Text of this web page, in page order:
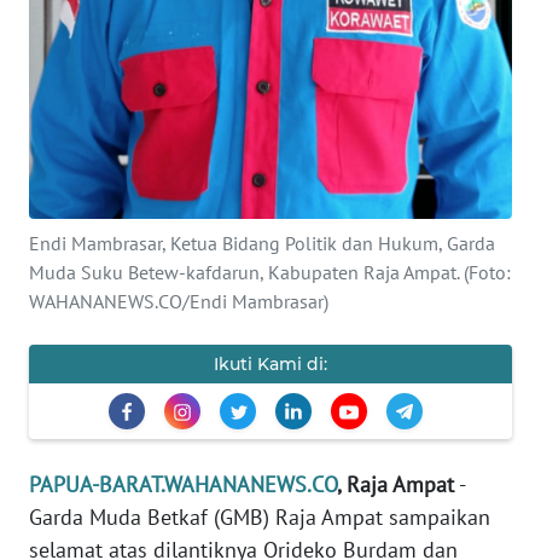
Endi Mambrasar, Ketua Bidang Politik dan Hukum, Garda
Muda Suku Betew-kafdarun, Kabupaten Raja Ampat. (Foto:
WAHANANEWS.CO/Endi Mambrasar)
Ikuti Kami di:
PAPUA-BARAT.WAHANANEWS.CO, Raja Ampat-
Garda Muda Betkaf (GMB) Raja Ampat sampaikan
selamat atas dilantiknya Orideko Burdam dan
REDAKSI
KARIR
DISCLAIMER
Wahana
News
Regional
JAKARTA
WN
JABAR